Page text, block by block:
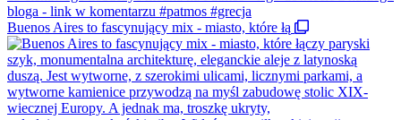
Buenos Aires to fascynujący mix - miasto, które łą